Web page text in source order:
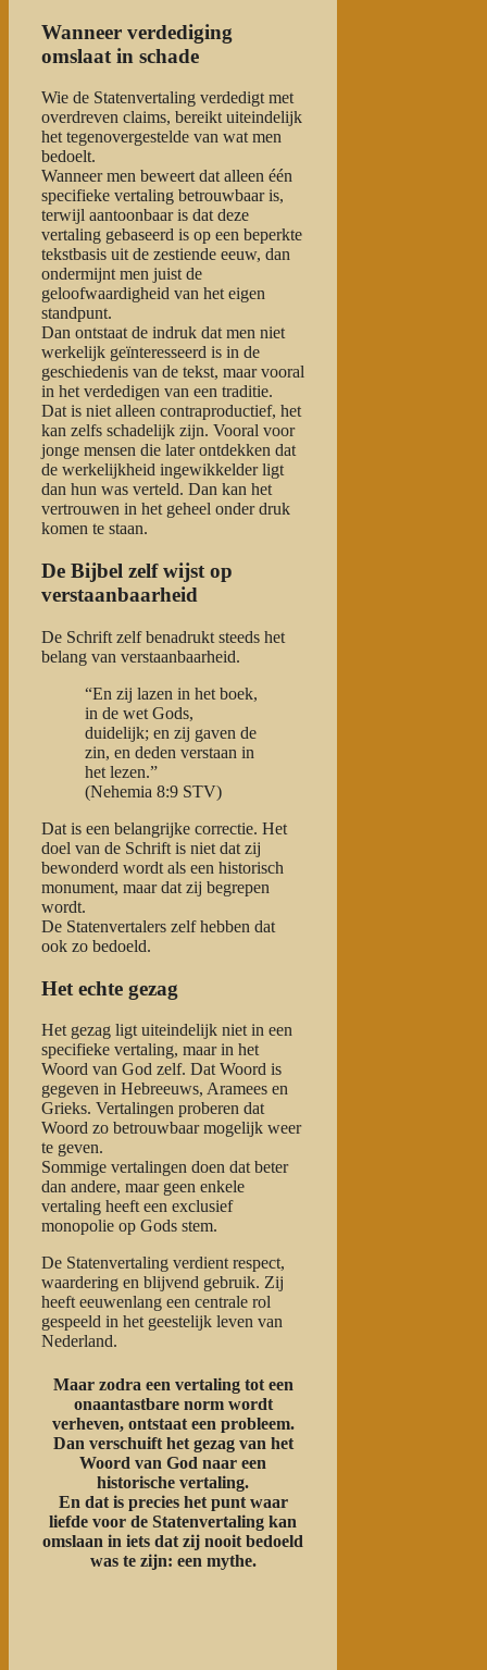
Wanneer verdediging
omslaat in schade
Wie de Statenvertaling verdedigt met
overdreven claims, bereikt uiteindelijk
het tegenovergestelde van wat men
bedoelt.
Wanneer men beweert dat alleen één
specifieke vertaling betrouwbaar is,
terwijl aantoonbaar is dat deze
vertaling gebaseerd is op een beperkte
tekstbasis uit de zestiende eeuw, dan
ondermijnt men juist de
geloofwaardigheid van het eigen
standpunt.
Dan ontstaat de indruk dat men niet
werkelijk geïnteresseerd is in de
geschiedenis van de tekst, maar vooral
in het verdedigen van een traditie.
Dat is niet alleen contraproductief, het
kan zelfs schadelijk zijn. Vooral voor
jonge mensen die later ontdekken dat
de werkelijkheid ingewikkelder ligt
dan hun was verteld. Dan kan het
vertrouwen in het geheel onder druk
komen te staan.
De Bijbel zelf wijst op
verstaanbaarheid
De Schrift zelf benadrukt steeds het
belang van verstaanbaarheid.
“En zij lazen in het boek,
in de wet Gods,
duidelijk; en zij gaven de
zin, en deden verstaan in
het lezen.”
(Nehemia 8:9 STV)
Dat is een belangrijke correctie. Het
doel van de Schrift is niet dat zij
bewonderd wordt als een historisch
monument, maar dat zij begrepen
wordt.
De Statenvertalers zelf hebben dat
ook zo bedoeld.
Het echte gezag
Het gezag ligt uiteindelijk niet in een
specifieke vertaling, maar in het
Woord van God zelf. Dat Woord is
gegeven in Hebreeuws, Aramees en
Grieks. Vertalingen proberen dat
Woord zo betrouwbaar mogelijk weer
te geven.
Sommige vertalingen doen dat beter
dan andere, maar geen enkele
vertaling heeft een exclusief
monopolie op Gods stem.
De Statenvertaling verdient respect,
waardering en blijvend gebruik. Zij
heeft eeuwenlang een centrale rol
gespeeld in het geestelijk leven van
Nederland.
Maar zodra een vertaling tot een
onaantastbare norm wordt
verheven, ontstaat een probleem.
Dan verschuift het gezag van het
Woord van God naar een
historische vertaling.
En dat is precies het punt waar
liefde voor de Statenvertaling kan
omslaan in iets dat zij nooit bedoeld
was te zijn: een mythe.